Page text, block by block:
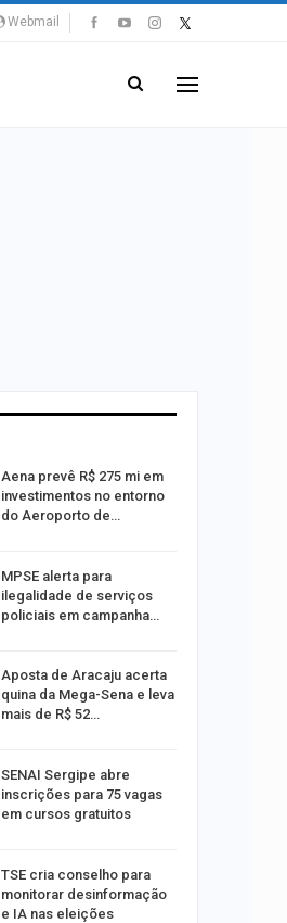
Webmail
Aena prevê R$ 275 mi em
investimentos no entorno
do Aeroporto de…
MPSE alerta para
ilegalidade de serviços
policiais em campanha…
Aposta de Aracaju acerta
quina da Mega-Sena e leva
mais de R$ 52…
SENAI Sergipe abre
inscrições para 75 vagas
em cursos gratuitos
TSE cria conselho para
monitorar desinformação
e IA nas eleições